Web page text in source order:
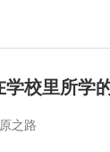
校里所学
之路